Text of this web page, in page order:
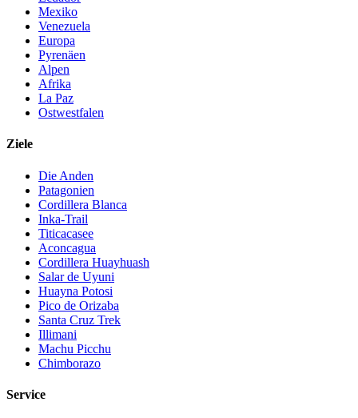
Mexiko
Venezuela
Europa
Pyrenäen
Alpen
Afrika
La Paz
Ostwestfalen
Ziele
Die Anden
Patagonien
Cordillera Blanca
Inka-Trail
Titicacasee
Aconcagua
Cordillera Huayhuash
Salar de Uyuni
Huayna Potosi
Pico de Orizaba
Santa Cruz Trek
Illimani
Machu Picchu
Chimborazo
Service